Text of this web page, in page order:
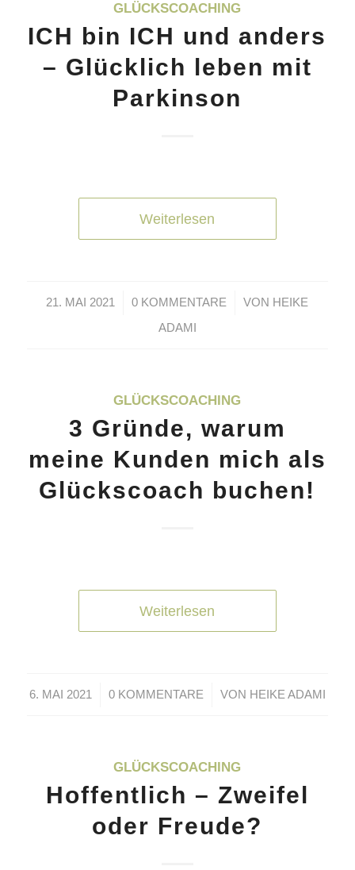
GLÜCKSCOACHING
ICH bin ICH und anders
– Glücklich leben mit
Parkinson
Weiterlesen
21. MAI 2021
/ 0 KOMMENTARE
/ VON HEIKE
ADAMI
GLÜCKSCOACHING
3 Gründe, warum
meine Kunden mich als
Glückscoach buchen!
Weiterlesen
6. MAI 2021
/ 0 KOMMENTARE
/ VON HEIKE ADAMI
GLÜCKSCOACHING
Hoffentlich – Zweifel
oder Freude?